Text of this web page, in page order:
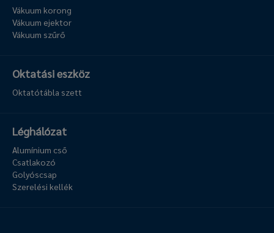
Vákuum korong
Vákuum ejektor
Vákuum szűrő
Oktatási eszköz
Oktatótábla szett
Léghálózat
Alumínium cső
Csatlakozó
Golyóscsap
Szerelési kellék